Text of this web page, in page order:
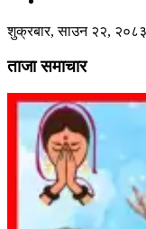
शुक्रबार, साउन २२, २०८३
ताजा समाचार